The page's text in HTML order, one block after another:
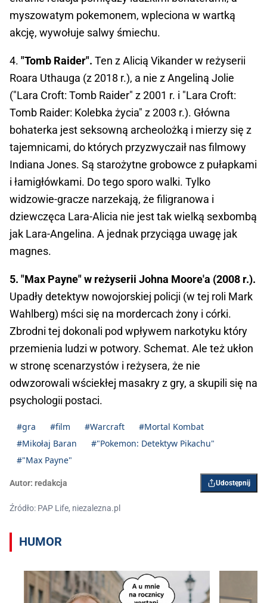
myszowatym pokemonem, wpleciona w wartką
akcję, wywołuje salwy śmiechu.
4. "Tomb Raider". Ten z Alicią Vikander w reżyserii
Roara Uthauga (z 2018 r.), a nie z Angeliną Jolie
("Lara Croft: Tomb Raider" z 2001 r. i "Lara Croft:
Tomb Raider: Kolebka życia" z 2003 r.). Główna
bohaterka jest seksowną archeolożką i mierzy się z
tajemnicami, do których przyzwyczaił nas filmowy
Indiana Jones. Są starożytne grobowce z pułapkami
i łamigłówkami. Do tego sporo walki. Tylko
widzowie-gracze narzekają, że filigranowa i
dziewczęca Lara-Alicia nie jest tak wielką sexbombą
jak Lara-Angelina. A jednak przyciąga uwagę jak
magnes.
5. "Max Payne" w reżyserii Johna Moore'a (2008 r.).
Upadły detektyw nowojorskiej policji (w tej roli Mark
Wahlberg) mści się na mordercach żony i córki.
Zbrodni tej dokonali pod wpływem narkotyku który
przemienia ludzi w potwory. Schemat. Ale też ukłon
w stronę scenarzystów i reżysera, że nie
odwzorowali wściekłej masakry z gry, a skupili się na
psychologii postaci.
#gra #film #Warcraft
#Mortal Kombat
#Mikołaj Baran
#"Pokemon: Detektyw Pikachu"
#"Max Payne"
Autor: redakcja Udostępnij
Źródło: PAP Life, niezalezna.pl
HUMOR